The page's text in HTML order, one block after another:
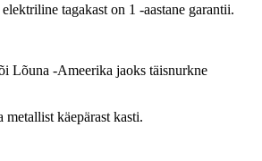
tagakast on 1 -aastane garantii.
Lõuna -Ameerika jaoks täisnurkne
käepärast kasti.